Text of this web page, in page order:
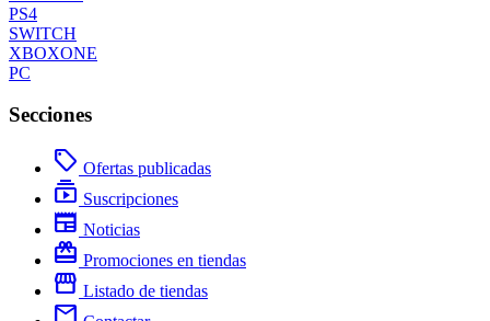
PS4
SWITCH
XBOXONE
PC
Secciones
local_offer Ofertas publicadas
subscriptions Suscripciones
newspaper Noticias
redeem Promociones en tiendas
storefront Listado de tiendas
mail